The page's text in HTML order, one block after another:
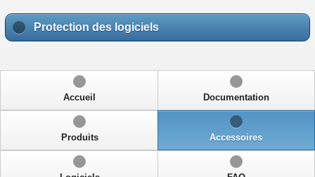
Protection des logiciels
Accueil Documentation
Produits Accessoires